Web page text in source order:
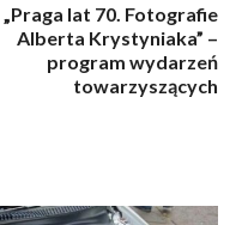
„Praga lat 70. Fotografie
Alberta Krystyniaka” –
program wydarzeń
towarzyszących